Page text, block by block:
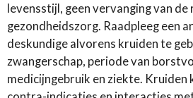
levensstijl, geen vervanging van de
gezondheidszorg. Raadpleeg een
deskundige alvorens kruiden te
zwangerschap, periode van
medicijngebruik en ziekte. Kruiden